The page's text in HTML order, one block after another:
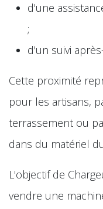
d'une
;
d'un suivi
Cette proximité
pour les artisans,
terrassement ou
dans du matériel
L'objectif de
vendre une